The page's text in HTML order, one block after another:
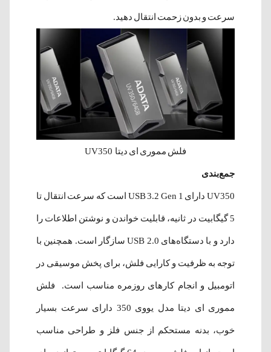
سرعت و بدون زحمت انتقال دهید.
فلش مموری ای دیتا UV350
جمع‌بندی
UV350 دارای USB 3.2 Gen 1 است که سرعت انتقال تا
5 گیگابیت در ثانیه، قابلیت خواندن و نوشتن اطلاعات را
دارد و با دستگاه‌های USB 2.0 سازگار است. همچنین با
توجه به ظرفیت و کارایی فلش، برای پخش موسیقی در
اتومبیل و انجام‌ کارهای روزمره مناسب است. فلش
مموری ای دیتا مدل یووی 350 دارای سرعت بسیار
خوب، بدنه مستحکم از جنس فلز و طراحی مناسب